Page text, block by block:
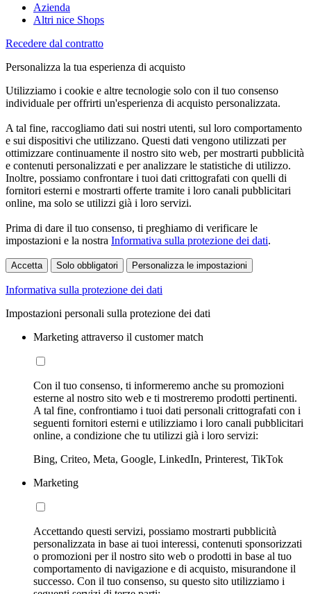
Azienda
Altri nice Shops
Recedere dal contratto
Personalizza la tua esperienza di acquisto
Utilizziamo i cookie e altre tecnologie solo con il tuo consenso
individuale per offrirti un'esperienza di acquisto personalizzata.
A tal fine, raccogliamo dati sui nostri utenti, sul loro comportamento
e sui dispositivi che utilizzano. Questi dati vengono utilizzati per
ottimizzare continuamente il nostro sito web, per mostrarti pubblicità
e contenuti personalizzati e per analizzare le statistiche di utilizzo.
Inoltre, possiamo confrontare i tuoi dati crittografati con quelli di
fornitori esterni e mostrarti offerte tramite i loro canali pubblicitari
online, ma solo se utilizzi già i loro servizi.
Prima di dare il tuo consenso, ti preghiamo di verificare le
impostazioni e la nostra Informativa sulla protezione dei dati.
Accetta Solo obbligatori Personalizza le impostazioni
Informativa sulla protezione dei dati
Impostazioni personali sulla protezione dei dati
Marketing attraverso il customer match
Con il tuo consenso, ti informeremo anche su promozioni
esterne al nostro sito web e ti mostreremo prodotti pertinenti.
A tal fine, confrontiamo i tuoi dati personali crittografati con i
seguenti fornitori esterni e utilizziamo i loro canali pubblicitari
online, a condizione che tu utilizzi già i loro servizi:
Bing, Criteo, Meta, Google, LinkedIn, Printerest, TikTok
Marketing
Accettando questi servizi, possiamo mostrarti pubblicità
personalizzata in base ai tuoi interessi, contenuti sponsorizzati
o promozioni per il nostro sito web o prodotti in base al tuo
comportamento di navigazione e di acquisto, misurandone il
successo. Con il tuo consenso, su questo sito utilizziamo i